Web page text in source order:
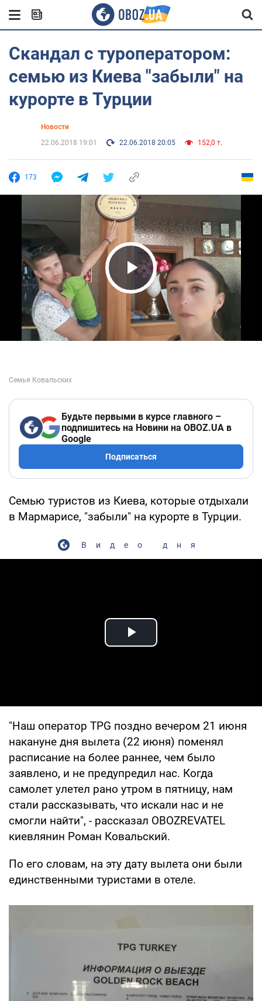
Скандал с туроператором:
семью из Киева "забыли" на
курорте в Турции
Новости
22.06.2018 19:01
22.06.2018 20:05 152,0 т.
173
Play Video
Будьте первыми в курсе главного –
подпишитесь на Новини на OBOZ.UA в
Google
Подписаться
Семью туристов из Киева, которые отдыхали
в Мармарисе, "забыли" на курорте в Турции.
Видео дня
Play Video
"Наш оператор TPG поздно вечером 21 июня
накануне дня вылета (22 июня) поменял
расписание на более раннее, чем было
заявлено, и не предупредил нас. Когда
самолет улетел рано утром в пятницу, нам
стали рассказывать, что искали нас и не
смогли найти", - рассказал OBOZREVATEL
киевлянин Роман Ковальский.
По его словам, на эту дату вылета они были
единственными туристами в отеле.